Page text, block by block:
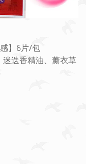
】6片/包
迭香精油、薰衣草